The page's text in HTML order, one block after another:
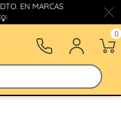
EN MARCAS
0